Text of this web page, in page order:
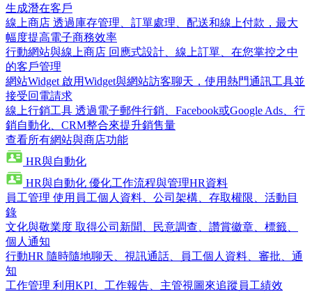
生成潛在客戶
線上商店 透過庫存管理、訂單處理、配送和線上付款，最大
幅度提高電子商務效率
行動網站與線上商店 回應式設計、線上訂單、在您掌控之中
的客戶管理
網站Widget 啟用Widget與網站訪客聊天，使用熱門通訊工具並
接受回電請求
線上行銷工具 透過電子郵件行銷、Facebook或Google Ads、行
銷自動化、CRM整合來提升銷售量
查看所有網站與商店功能
HR與自動化
HR與自動化 優化工作流程與管理HR資料
員工管理 使用員工個人資料、公司架構、存取權限、活動目
錄
文化與敬業度 取得公司新聞、民意調查、讚賞徽章、標籤、
個人通知
行動HR 隨時隨地聊天、視訊通話、員工個人資料、審批、通
知
工作管理 利用KPI、工作報告、主管視圖來追蹤員工績效